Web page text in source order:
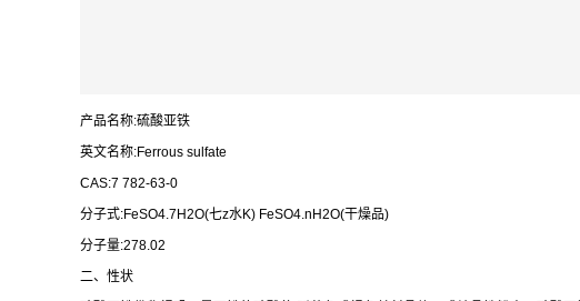
产品名称:硫酸亚铁
英文名称:Ferrous sulfate
CAS:7 782-63-0
分子式:FeSO4.7H2O(七z水K) FeSO4.nH2O(干燥品)
分子量:278.02
二、性状